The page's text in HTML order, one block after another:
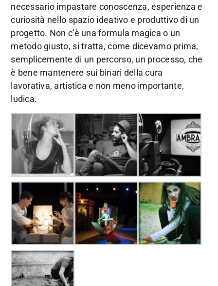
necessario impastare conoscenza, esperienza e
curiosità nello spazio ideativo e produttivo di un
progetto. Non c’è una formula magica o un
metodo giusto, si tratta, come dicevamo prima,
semplicemente di un percorso, un processo, che
è bene mantenere sui binari della cura
lavorativa, artistica e non meno importante,
ludica.